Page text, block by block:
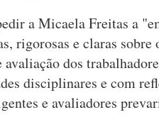
a Micaela Freitas a
rigorosas e claras
dos
disciplinares e com
e avaliadores